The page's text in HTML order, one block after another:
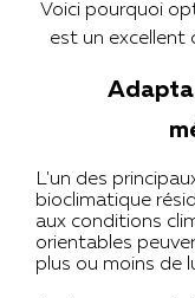
Voici pourquoi
est un excellent
L'un des
bioclimatique
aux conditions
orientables
plus ou moins de